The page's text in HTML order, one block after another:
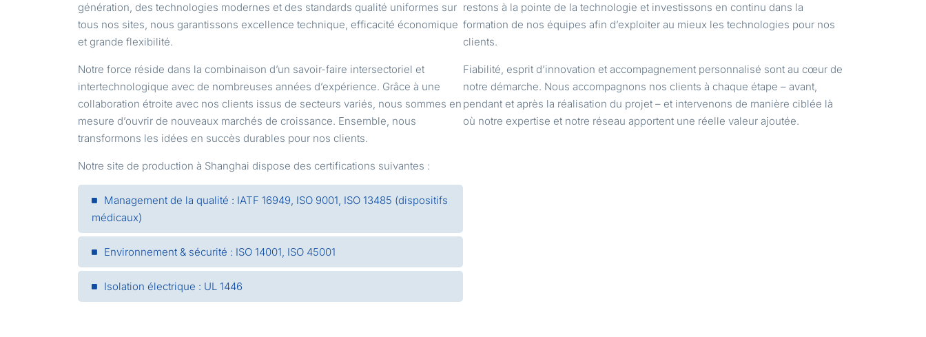
génération, des technologies modernes et des standards qualité uniformes sur
tous nos sites, nous garantissons excellence technique, efficacité économique
et grande flexibilité.
Notre force réside dans la combinaison d’un savoir-faire intersectoriel et
intertechnologique avec de nombreuses années d’expérience. Grâce à une
collaboration étroite avec nos clients issus de secteurs variés, nous sommes en
mesure d’ouvrir de nouveaux marchés de croissance. Ensemble, nous
transformons les idées en succès durables pour nos clients.
Notre site de production à Shanghai dispose des certifications suivantes :
Management de la qualité : IATF 16949, ISO 9001, ISO 13485 (dispositifs
médicaux)
Environnement & sécurité : ISO 14001, ISO 45001
Isolation électrique : UL 1446
restons à la pointe de la technologie et investissons en continu dans la
formation de nos équipes afin d’exploiter au mieux les technologies pour nos
clients.
Fiabilité, esprit d’innovation et accompagnement personnalisé sont au cœur de
notre démarche. Nous accompagnons nos clients à chaque étape – avant,
pendant et après la réalisation du projet – et intervenons de manière ciblée là
où notre expertise et notre réseau apportent une réelle valeur ajoutée.